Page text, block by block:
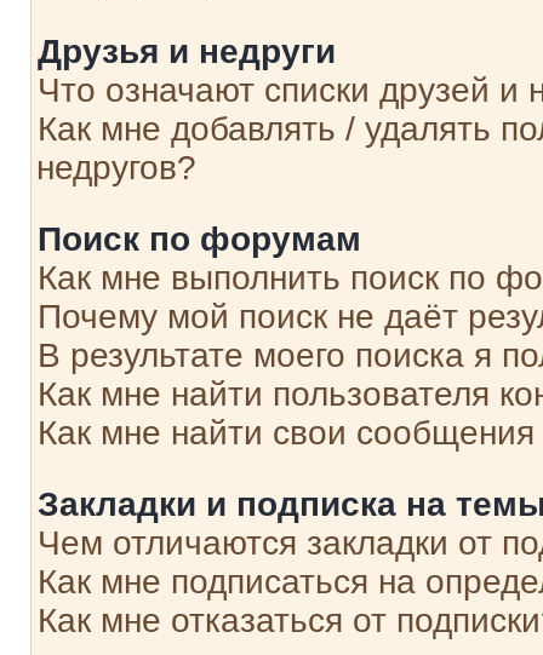
Друзья и недруги
Что означают списки друзей и
Как мне добавлять / удалять
недругов?
Поиск по форумам
Как мне выполнить поиск по
Почему мой поиск не даёт
В результате моего поиска я
Как мне найти пользователя
Как мне найти свои
Закладки и подписка на
Чем отличаются закладки от
Как мне подписаться на
Как мне отказаться от